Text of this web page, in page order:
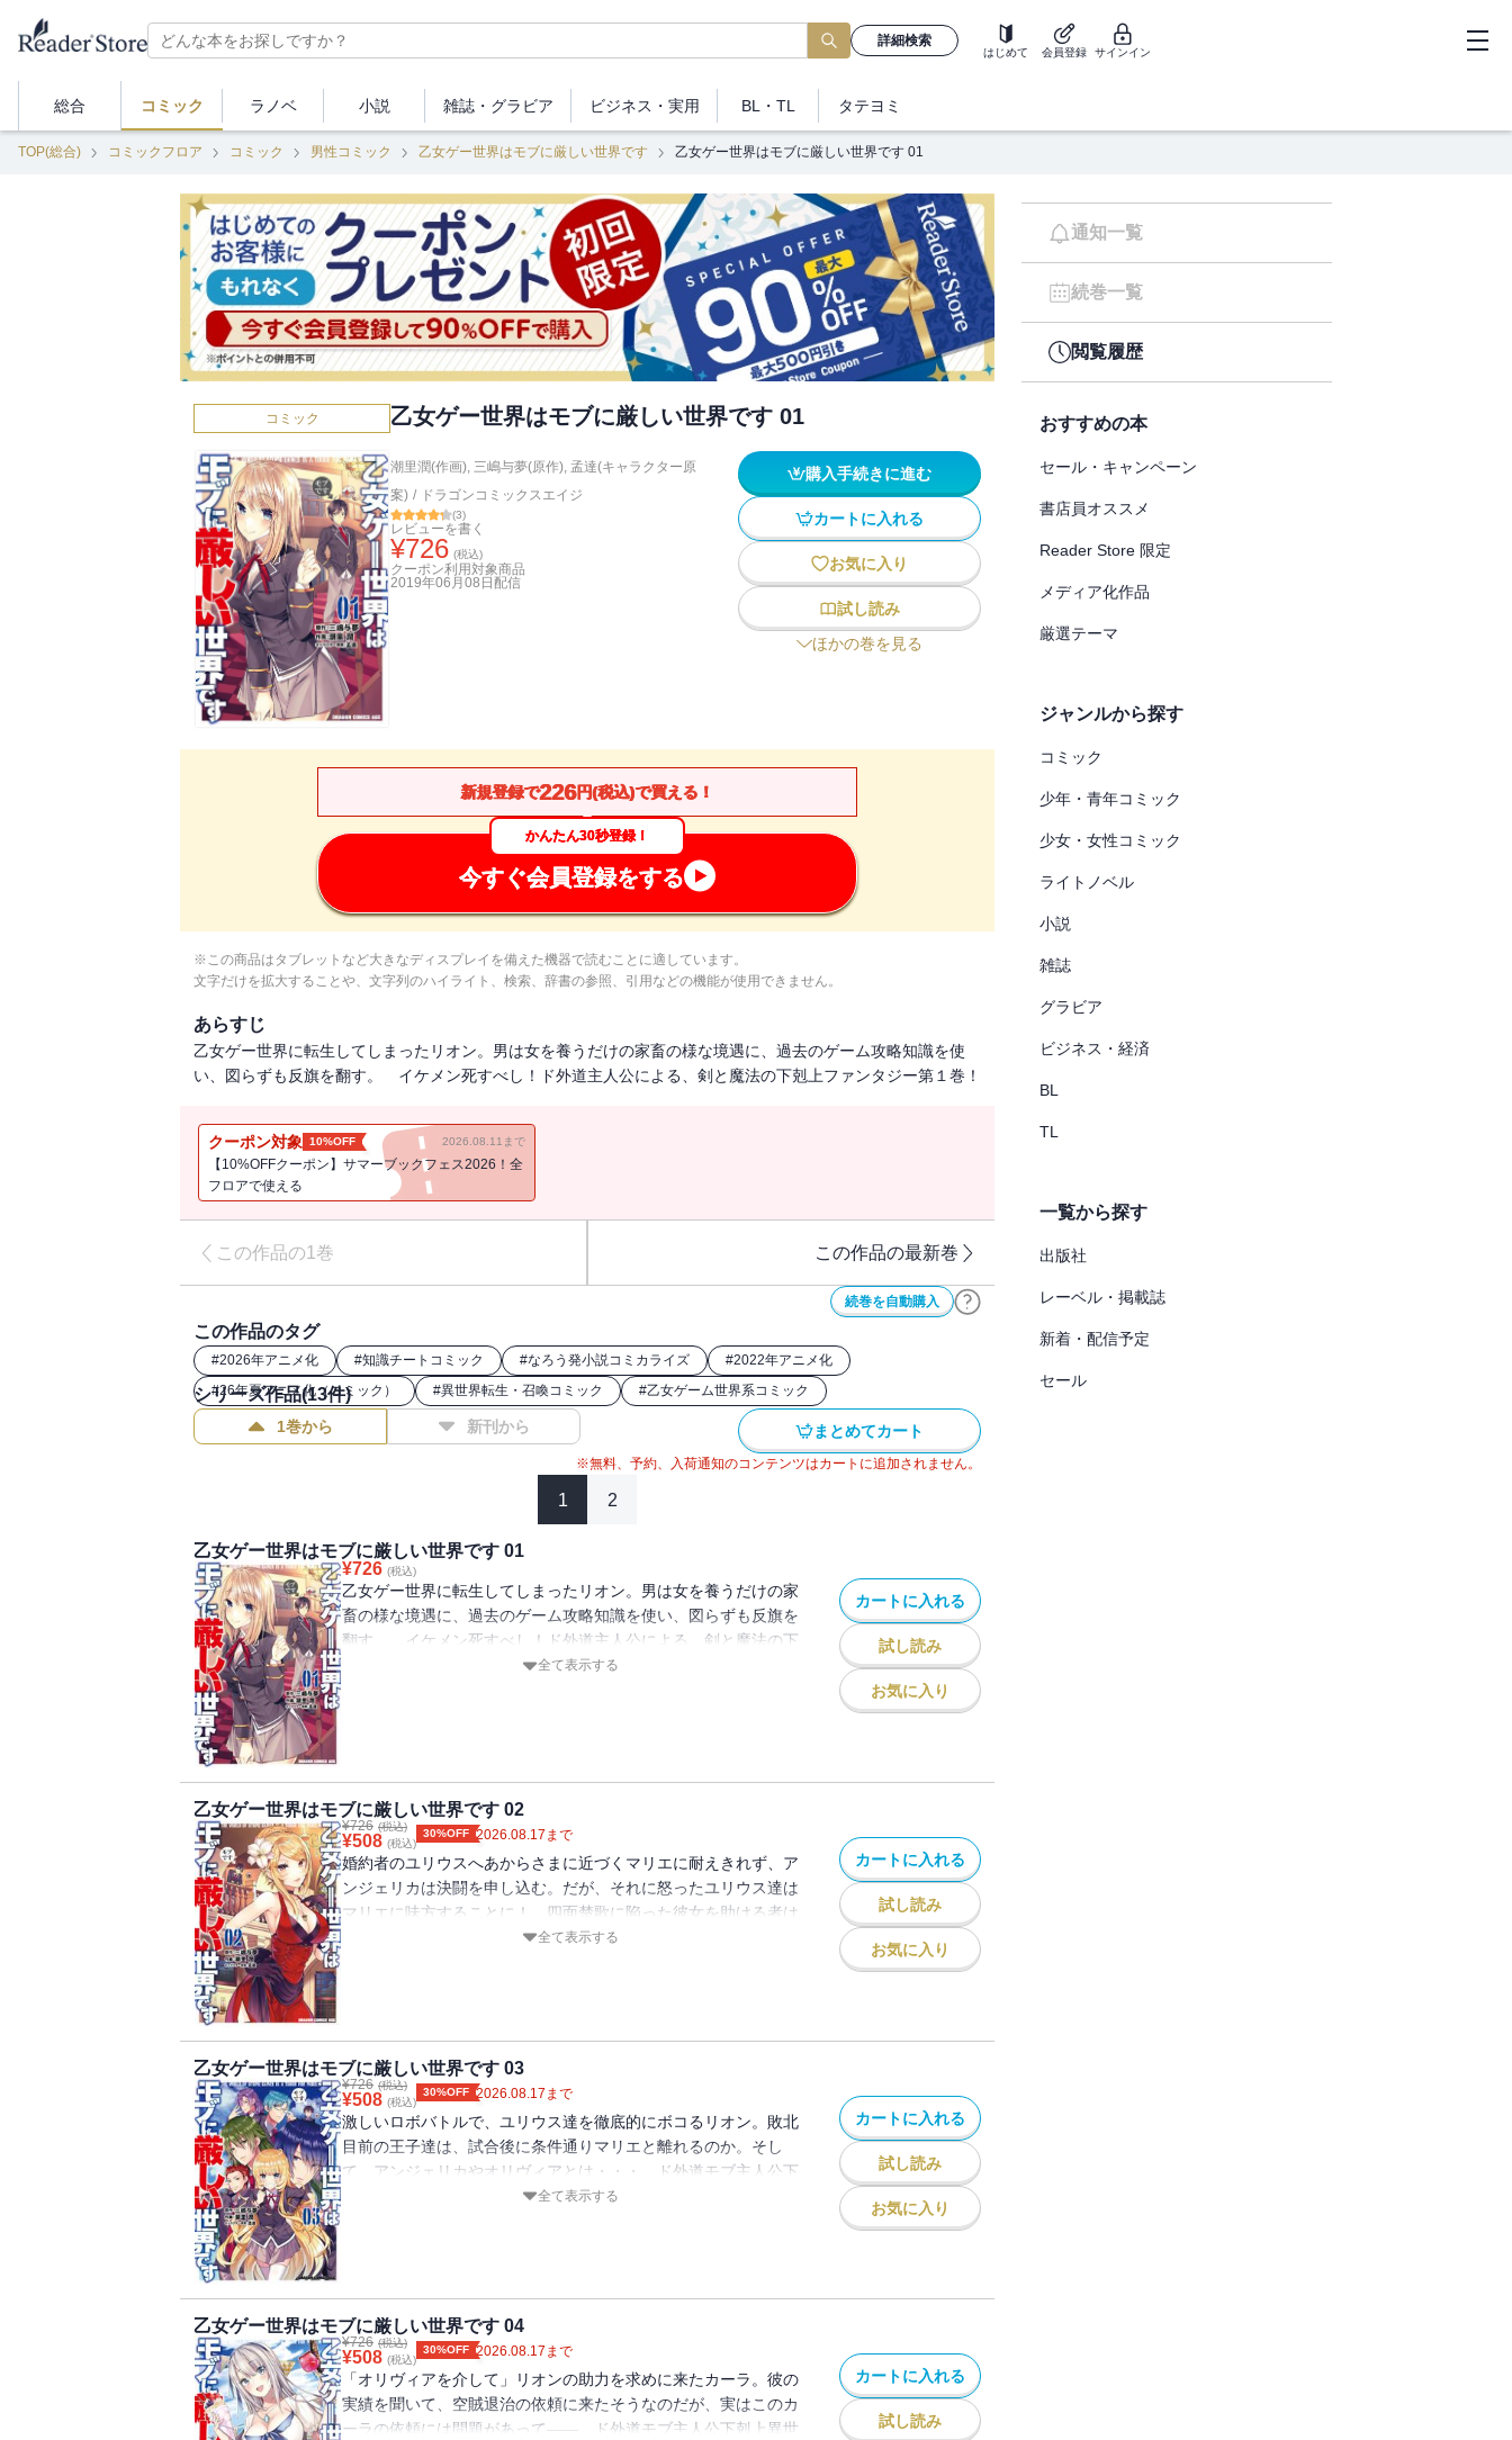
詳細検索
はじめて 会員登録 サインイン
総合 コミック ラノベ 小説 雑誌・ グラビア ビジネス ・実用 BL・TL タテヨミ
TOP(総合) コミックフロア コミック 男性コミック 乙女ゲー世界はモブに厳しい世界です 乙女ゲー世界はモブに厳しい世界です 01
コミック 乙女ゲー世界はモブに厳しい世界です 01
潮里潤(作画), 三嶋与夢(原作), 孟達(キャラクター原
案) / ドラゴンコミックスエイジ
(3)
レビューを書く
¥726 (税込)
クーポン利用対象商品
2019年06月08日 配信
購入手続きに進む
カートに入れる
お気に入り
試し読み
ほかの巻を見る
新規登録で226円(税込)で買える！
かんたん30秒登録！
今すぐ会員登録をする
※この商品はタブレットなど大きなディスプレイを備えた機器で読むことに適しています。
文字だけを拡大することや、文字列のハイライト、検索、辞書の参照、引用などの機能が使用できません。
あらすじ
乙女ゲー世界に転生してしまったリオン。男は女を養うだけの家畜の様な境遇に、過去のゲーム攻略知識を使
い、図らずも反旗を翻す。 イケメン死すべし！ド外道主人公による、剣と魔法の下剋上ファンタジー第１巻！
クーポン対象 10%OFF 2026.08.11まで
【10%OFFクーポン】サマーブックフェス2026！全
フロアで使える
この作品の1巻 この作品の最新巻
続巻を自動購入
この作品のタグ
#2026年アニメ化 #知識チートコミック #なろう発小説コミカライズ #2022年アニメ化
#26年夏アニメ化（コミック） #異世界転生・召喚コミック #乙女ゲーム世界系コミック
シリーズ作品(13件)
1巻から 新刊から まとめてカート
※無料、予約、入荷通知のコンテンツはカートに追加されません。
1 2
乙女ゲー世界はモブに厳しい世界です 01
¥726 (税込)
乙女ゲー世界に転生してしまったリオン。男は女を養うだけの家
畜の様な境遇に、過去のゲーム攻略知識を使い、図らずも反旗を
翻す。 イケメン死すべし！ド外道主人公による、剣と魔法の下
剋上ファンタジー第１巻！ 全て表示する
カートに入れる
試し読み
お気に入り
乙女ゲー世界はモブに厳しい世界です 02
¥726 (税込)
¥508 (税込)
30%OFF 2026.08.17 まで
婚約者のユリウスへあからさまに近づくマリエに耐えきれず、ア
ンジェリカは決闘を申し込む。だが、それに怒ったユリウス達は
マリエに味方することに！ 四面楚歌に陥った彼女を助ける者は
いないと思われたが――。 全て表示する
カートに入れる
試し読み
お気に入り
乙女ゲー世界はモブに厳しい世界です 03
¥726 (税込)
¥508 (税込)
30%OFF 2026.08.17 まで
激しいロボバトルで、ユリウス達を徹底的にボコるリオン。敗北
目前の王子達は、試合後に条件通りマリエと離れるのか。そし
て、アンジェリカやオリヴィアとは・・・。ド外道モブ主人公下
剋上異世界ファンタジー、第３巻！
全て表示する
カートに入れる
試し読み
お気に入り
乙女ゲー世界はモブに厳しい世界です 04
¥726 (税込)
¥508 (税込)
30%OFF 2026.08.17 まで
「オリヴィアを介して」リオンの助力を求めに来たカーラ。彼の
実績を聞いて、空賊退治の依頼に来たそうなのだが、実はこのカ
ーラの依頼には問題があって――。ド外道モブ主人公下剋上異世
カートに入れる
試し読み
通知一覧
続巻一覧
閲覧履歴
おすすめの本
セール・キャンペーン
書店員オススメ
Reader Store 限定
メディア化作品
厳選テーマ
ジャンルから探す
コミック
少年・青年コミック
少女・女性コミック
ライトノベル
小説
雑誌
グラビア
ビジネス・経済
BL
TL
一覧から探す
出版社
レーベル・掲載誌
新着・配信予定
セール